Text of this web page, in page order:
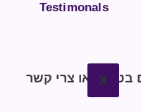
Testimonals
X
בטופס או צרי קשר